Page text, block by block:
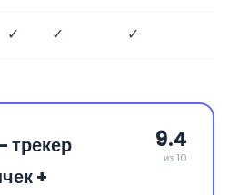
✓ ✓ ✓
трекер
+
9.4
из 10